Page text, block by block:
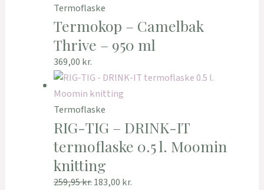
Termoflaske
Termokop – Camelbak
Thrive – 950 ml
369,00 kr.
Termoflaske
RIG-TIG – DRINK-IT
termoflaske 0.5 l. Moomin
knitting
259,95kr.183,00 kr.